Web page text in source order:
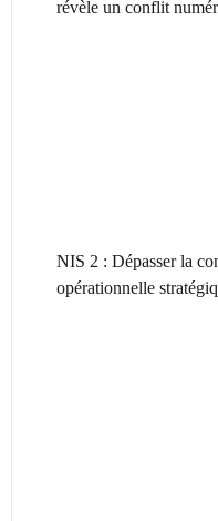
révèle un conflit
NIS 2 : Dépasser la
opérationnelle